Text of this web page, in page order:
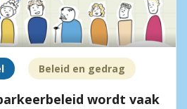
Beleid en gedrag
wordt vaak